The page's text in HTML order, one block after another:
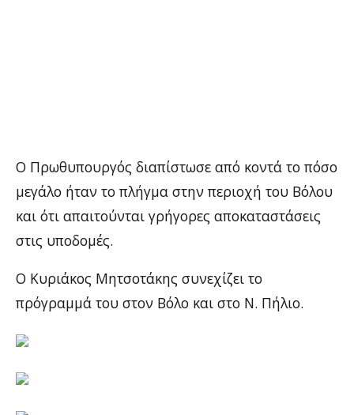
Ο Πρωθυπουργός διαπίστωσε από κοντά το πόσο
μεγάλο ήταν το πλήγμα στην περιοχή του Βόλου
και ότι απαιτούνται γρήγορες αποκαταστάσεις
στις υποδομές.
Ο Κυριάκος Μητσοτάκης συνεχίζει το
πρόγραμμά του στον Βόλο και στο Ν. Πήλιο.